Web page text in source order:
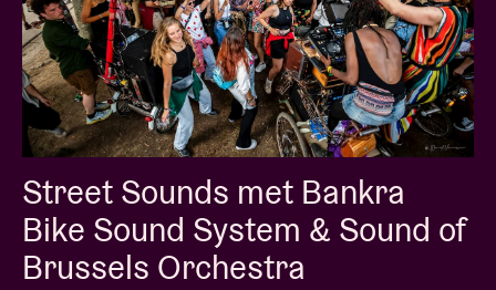
Street Sounds met Bankra
Bike Sound System & Sound of
Brussels Orchestra